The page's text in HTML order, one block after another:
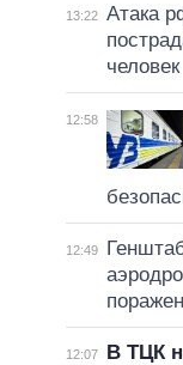
13:22 Атака
человек
12:58
12:49
12:07
В ТЦК